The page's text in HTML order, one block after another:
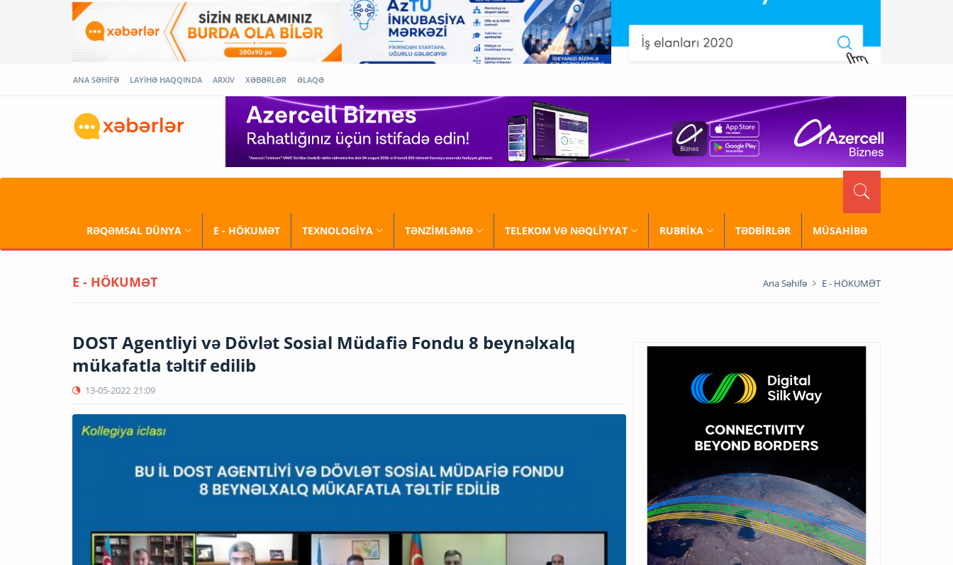
ANA SƏHİFƏ LAYİHƏ HAQQINDA ARXİV XƏBƏRLƏR ƏLAQƏ
RƏQƏMSAL DÜNYA E - HÖKUMƏT TEXNOLOGİYA TƏNZİMLƏMƏ TELEKOM VƏ NƏQLİYYAT RUBRİKA TƏDBİRLƏR MÜSAHİBƏ
E - HÖKUMƏT Ana Səhifə E - HÖKUMƏT
DOST Agentliyi və Dövlət Sosial Müdafiə Fondu 8 beynəlxalq
mükafatla təltif edilib
13-05-2022 21:09